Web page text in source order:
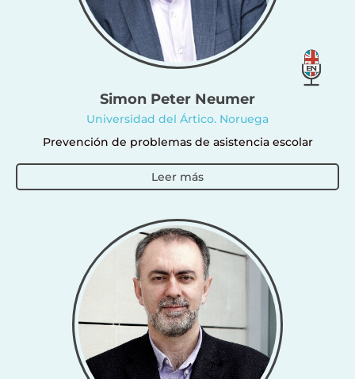
Simon Peter Neumer
Universidad del Ártico. Noruega
Prevención de problemas de asistencia escolar
Leer más